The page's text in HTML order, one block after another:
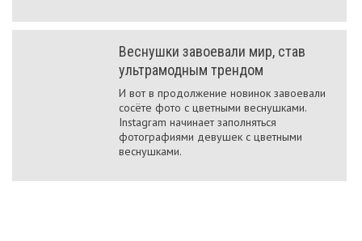
Веснушки завоевали мир, став
ультрамодным трендом
И вот в продолжение новинок завоевали
сосёте фото с цветными веснушками.
Instagram начинает заполняться
фотографиями девушек с цветными
веснушками.